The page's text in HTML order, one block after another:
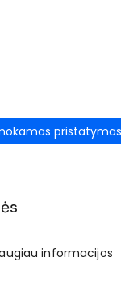
informacijos